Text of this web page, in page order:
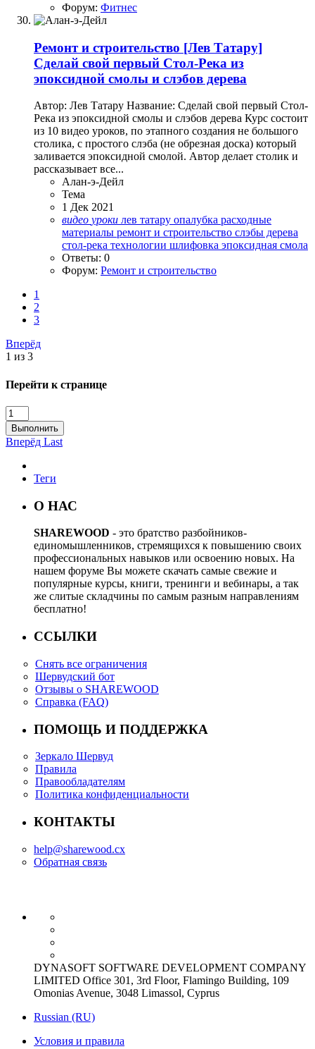
Форум: Фитнес
Ремонт и строительство [Лев Татару]
Сделай свой первый Стол-Река из
эпоксидной смолы и слэбов дерева
Автор: Лев Татару Название: Сделай свой первый Стол-
Река из эпоксидной смолы и слэбов дерева Курс состоит
из 10 видео уроков, по этапного создания не большого
столика, с простого слэба (не обрезная доска) который
заливается эпоксидной смолой. Автор делает столик и
рассказывает все...
Алан-э-Дейл
Тема
1 Дек 2021
видео уроки лев татару опалубка расходные
материалы ремонт и строительство слэбы дерева
стол-река технологии шлифовка эпоксидная смола
Ответы: 0
Форум: Ремонт и строительство
1
2
3
Вперёд
1 из 3
Перейти к странице
Выполнить
Вперёд Last
Теги
О НАС
SHAREWOOD - это братство разбойников-
единомышленников, стремящихся к повышению своих
профессиональных навыков или освоению новых. На
нашем форуме Вы можете скачать самые свежие и
популярные курсы, книги, тренинги и вебинары, а так
же слитые складчины по самым разным направлениям
бесплатно!
ССЫЛКИ
Снять все ограничения
Шервудский бот
Отзывы о SHAREWOOD
Справка (FAQ)
ПОМОЩЬ И ПОДДЕРЖКА
Зеркало Шервуд
Правила
Правообладателям
Политика конфиденциальности
КОНТАКТЫ
help@sharewood.cx
Обратная связь
DYNASOFT SOFTWARE DEVELOPMENT COMPANY
LIMITED Office 301, 3rd Floor, Flamingo Building, 109
Omonias Avenue, 3048 Limassol, Cyprus
Russian (RU)
Условия и правила